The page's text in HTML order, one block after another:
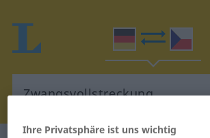
Ihre Privatsphäre ist uns wichtig